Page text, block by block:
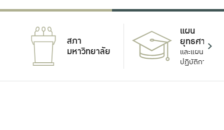
สภา
มหาวิทยาลัย
แผน
ยุทธศาสตร์
และแผน
ปฏิบัติการ